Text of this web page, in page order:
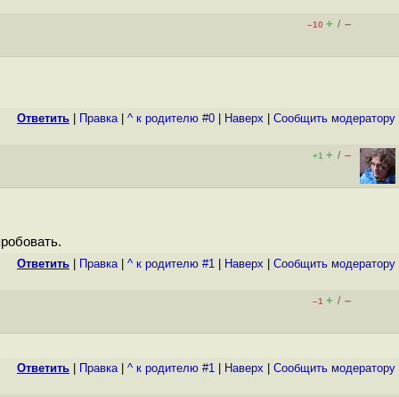
–10 + / –
Ответить Правка| ^ к родителю #0 Наверх Cообщить модератору
+1 + / –
Ответить Правка| ^ к родителю #1 Наверх Cообщить модератору
–1 + / –
Ответить Правка| ^ к родителю #1 Наверх Cообщить модератору